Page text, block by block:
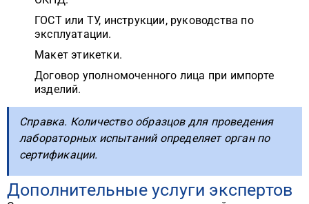
ГОСТ или ТУ, инструкции, руководства по
эксплуатации.
Макет этикетки.
Договор уполномоченного лица при импорте
изделий.
Справка. Количество образцов для проведения
лабораторных испытаний определяет орган по
сертификации.
Дополнительные услуги экспертов